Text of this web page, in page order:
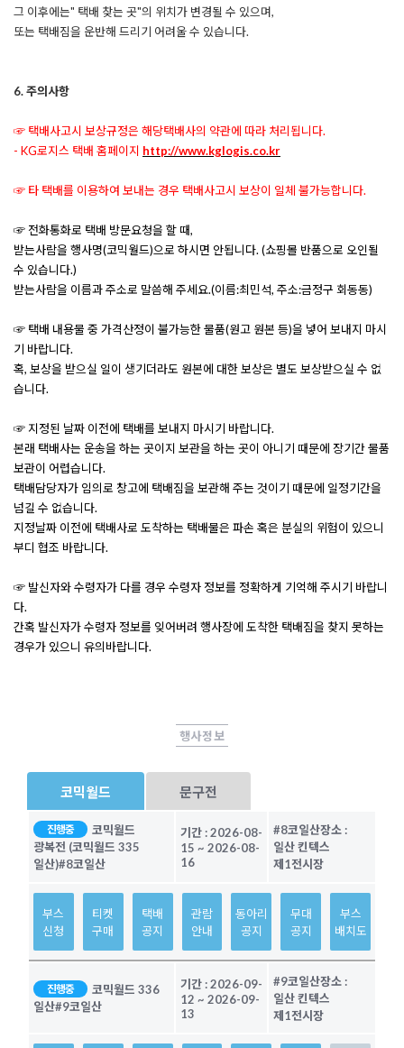
그 이후에는" 택배 찾는 곳"의 위치가 변경될 수 있으며,
또는 택배짐을 운반해 드리기 어려울 수 있습니다.
6. 주의사항
☞ 택배사고시 보상규정은 해당택배사의 약관에 따라 처리됩니다.
- KG로지스 택배 홈페이지 http://www.kglogis.co.kr
☞ 타 택배를 이용하여 보내는 경우 택배사고시 보상이 일체 불가능합니다.
☞ 전화통화로 택배 방문요청을 할 때,
받는사람을 행사명(코믹월드)으로 하시면 안됩니다. (쇼핑몰 반품으로 오인될
수 있습니다.)
받는사람을 이름과 주소로 말씀해 주세요.(이름:최민석, 주소:금정구 회동동)
☞ 택배 내용물 중 가격산정이 불가능한 물품(원고 원본 등)을 넣어 보내지 마시
기 바랍니다.
혹, 보상을 받으실 일이 생기더라도 원본에 대한 보상은 별도 보상받으실 수 없
습니다.
☞ 지정된 날짜 이전에 택배를 보내지 마시기 바랍니다.
본래 택배사는 운송을 하는 곳이지 보관을 하는 곳이 아니기 때문에 장기간 물품
보관이 어렵습니다.
택배담당자가 임의로 창고에 택배짐을 보관해 주는 것이기 때문에 일정기간을
넘길 수 없습니다.
지정날짜 이전에 택배사로 도착하는 택배물은 파손 혹은 분실의 위험이 있으니
부디 협조 바랍니다.
☞ 발신자와 수령자가 다를 경우 수령자 정보를 정확하게 기억해 주시기 바랍니
다.
간혹 발신자가 수령자 정보를 잊어버려 행사장에 도착한 택배짐을 찾지 못하는
경우가 있으니 유의바랍니다.
행사정보
코믹월드 문구전
진행중
코믹월드
광복전 (코믹월드 335
일산)#8코일산
기간 :2026-08-
15 ~ 2026-08-
16
#8코일산장소 :
일산 킨텍스
제1전시장
부스
신청
티켓
구매
택배
공지
관람
안내
동아리
공지
무대
공지
부스
배치도
진행중
코믹월드 336
일산#9코일산
기간 :2026-09-
12 ~ 2026-09-
13
#9코일산장소 :
일산 킨텍스
제1전시장